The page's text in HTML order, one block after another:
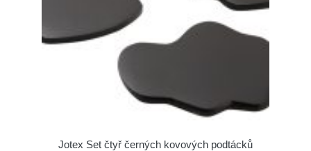
Jotex Set čtyř černých kovových podtácků